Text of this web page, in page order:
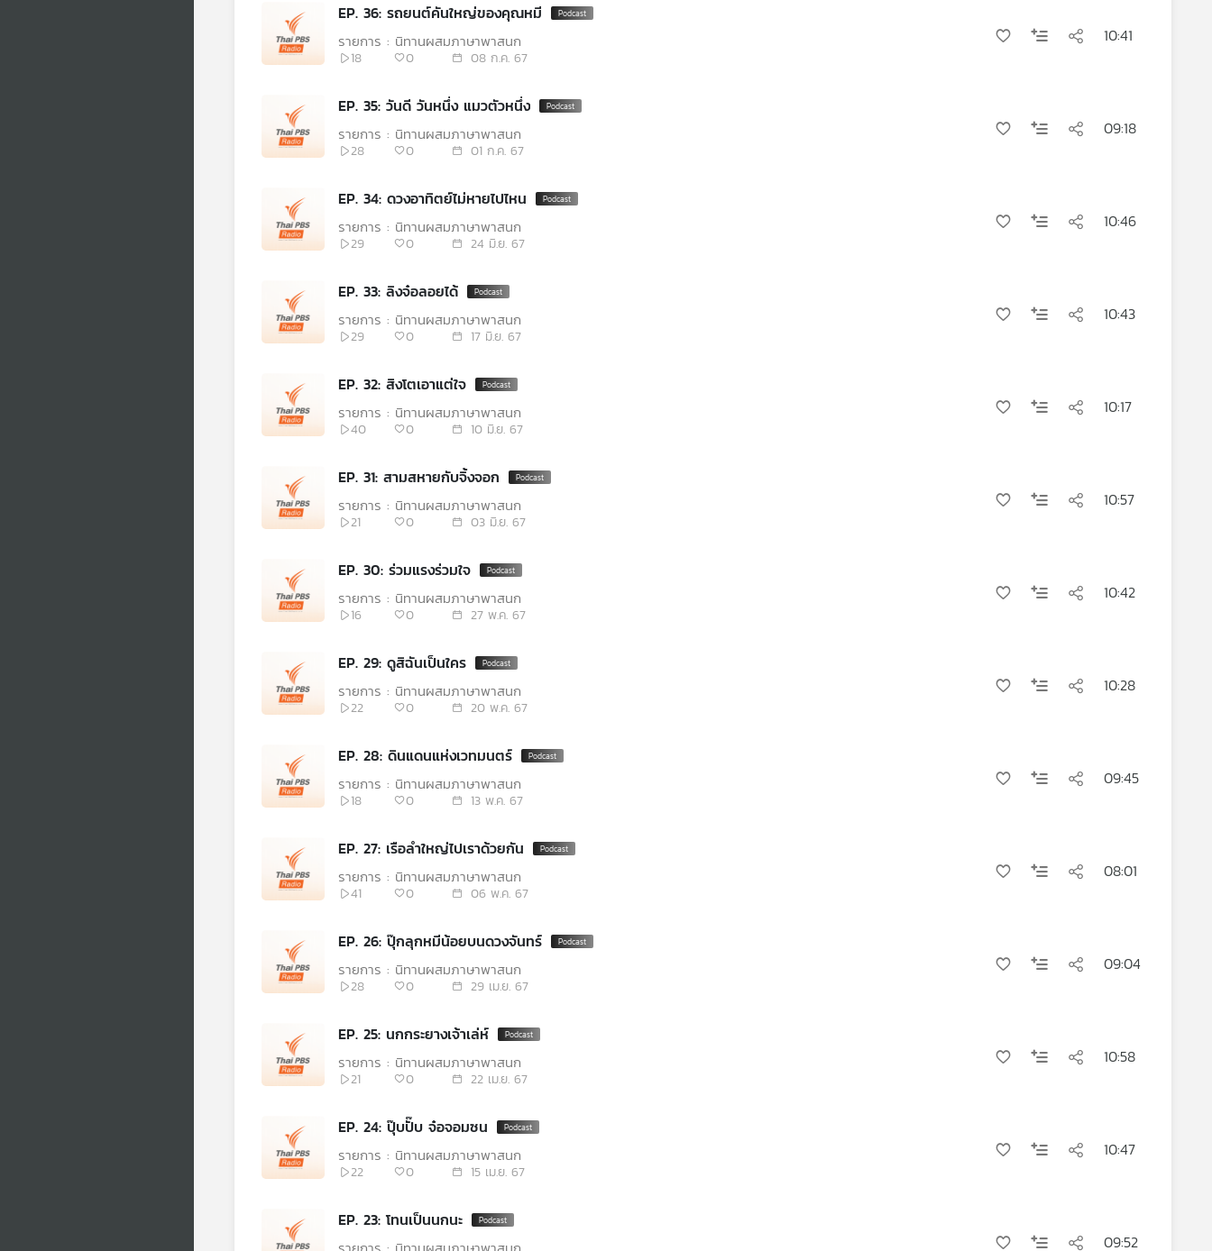
EP. 36: รถยนต์คันใหญ่ของคุณหมี
18 0 08 ก.ค. 67
รายการ : นิทานผสมภาษาพาสนุก 10:41
EP. 35: วันดี วันหนึ่ง แมวตัวหนึ่ง
28 0 01 ก.ค. 67
รายการ : นิทานผสมภาษาพาสนุก 09:18
EP. 34: ดวงอาทิตย์ไม่หายไปไหน
29 0 24 มิ.ย. 67
รายการ : นิทานผสมภาษาพาสนุก 10:46
EP. 33: ลิงจ๋อลอยได้
29 0 17 มิ.ย. 67
รายการ : นิทานผสมภาษาพาสนุก 10:43
EP. 32: สิงโตเอาแต่ใจ
40 0 10 มิ.ย. 67
รายการ : นิทานผสมภาษาพาสนุก 10:17
EP. 31: สามสหายกับจิ้งจอก
21 0 03 มิ.ย. 67
รายการ : นิทานผสมภาษาพาสนุก 10:57
EP. 30: ร่วมแรงร่วมใจ
16 0 27 พ.ค. 67
รายการ : นิทานผสมภาษาพาสนุก 10:42
EP. 29: ดูสิฉันเป็นใคร
22 0 20 พ.ค. 67
รายการ : นิทานผสมภาษาพาสนุก 10:28
EP. 28: ดินแดนแห่งเวทมนตร์
18 0 13 พ.ค. 67
รายการ : นิทานผสมภาษาพาสนุก 09:45
EP. 27: เรือลำใหญ่ไปเราด้วยกัน
41 0 06 พ.ค. 67
รายการ : นิทานผสมภาษาพาสนุก 08:01
EP. 26: ปุ๊กลุกหมีน้อยบนดวงจันทร์
28 0 29 เม.ย. 67
รายการ : นิทานผสมภาษาพาสนุก 09:04
EP. 25: นกกระยางเจ้าเล่ห์
21 0 22 เม.ย. 67
รายการ : นิทานผสมภาษาพาสนุก 10:58
EP. 24: ปุ๊บปั๊บ จ๋อจอมซน
22 0 15 เม.ย. 67
รายการ : นิทานผสมภาษาพาสนุก 10:47
EP. 23: โทนเป็นนกนะ
09:52